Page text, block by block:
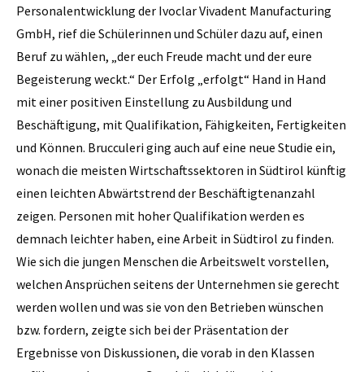
Personalentwicklung der Ivoclar Vivadent Manufacturing
GmbH, rief die Schülerinnen und Schüler dazu auf, einen
Beruf zu wählen, „der euch Freude macht und der eure
Begeisterung weckt.“ Der Erfolg „erfolgt“ Hand in Hand
mit einer positiven Einstellung zu Ausbildung und
Beschäftigung, mit Qualifikation, Fähigkeiten, Fertigkeiten
und Können. Brucculeri ging auch auf eine neue Studie ein,
wonach die meisten Wirtschaftssektoren in Südtirol künftig
einen leichten Abwärtstrend der Beschäftigtenanzahl
zeigen. Personen mit hoher Qualifikation werden es
demnach leichter haben, eine Arbeit in Südtirol zu finden.
Wie sich die jungen Menschen die Arbeitswelt vorstellen,
welchen Ansprüchen seitens der Unternehmen sie gerecht
werden wollen und was sie von den Betrieben wünschen
bzw. fordern, zeigte sich bei der Präsentation der
Ergebnisse von Diskussionen, die vorab in den Klassen